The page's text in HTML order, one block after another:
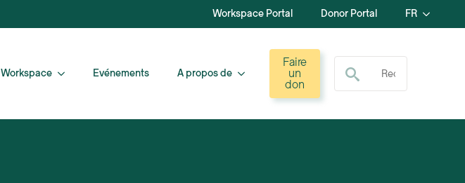
Workspace Portal Donor Portal FR
Workspace Evénements A propos de
Faire
un
don
Recherche de :